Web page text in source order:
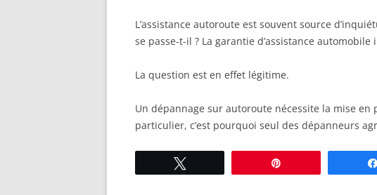
L’assistance autoroute est souvent source
se passe-t-il ? La garantie d’assistance
La question est en effet légitime.
Un dépannage sur autoroute nécessite la mise en
particulier, c’est pourquoi seul des dépanneurs